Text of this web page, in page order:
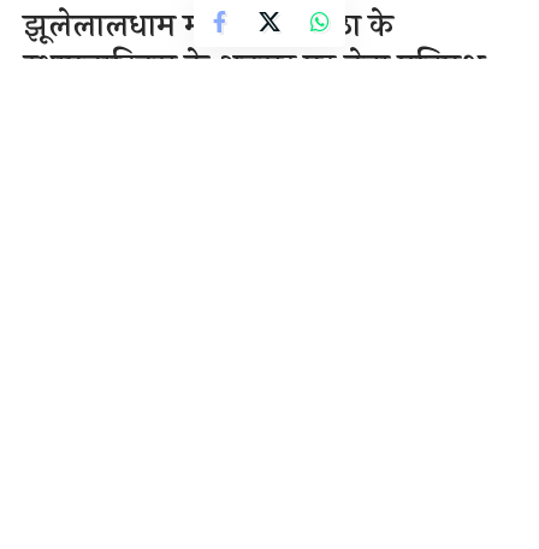
झूलेलालधाम मंदिर चकरभाठा के
स्थापनादिवस के अवसर पर नेता प्रतिपक्ष